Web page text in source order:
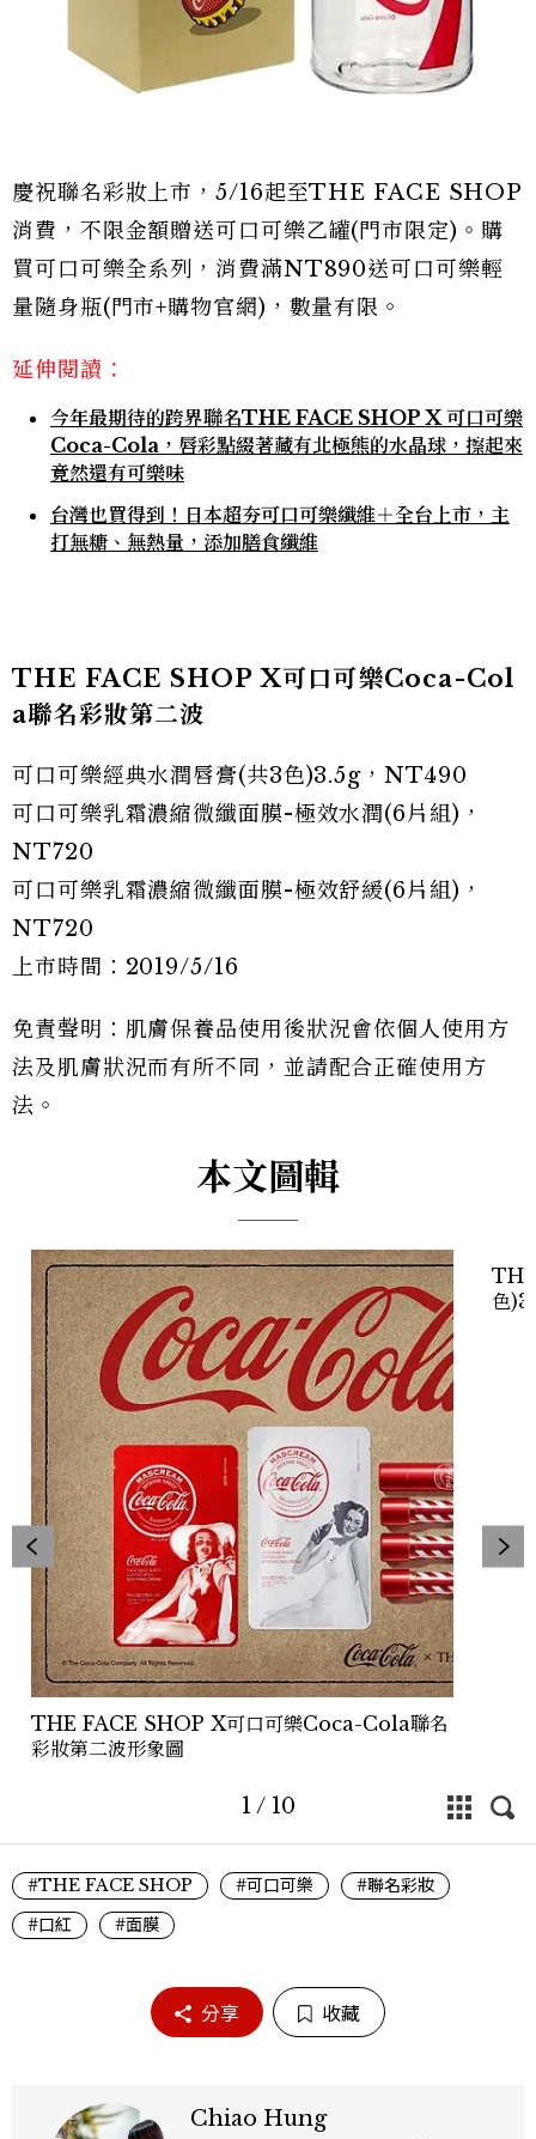
慶祝聯名彩妝上市，5/16起至THE FACE SHOP
消費，不限金額贈送可口可樂乙罐(門市限定)。購
買可口可樂全系列，消費滿NT890送可口可樂輕
量隨身瓶(門市+購物官網)，數量有限。
延伸閱讀：
今年最期待的跨界聯名THE FACE SHOP X 可口可樂
Coca-Cola，唇彩點綴著藏有北極熊的水晶球，擦起來
竟然還有可樂味
台灣也買得到！日本超夯可口可樂纖維＋全台上市，主
打無糖、無熱量，添加膳食纖維
THE FACE SHOP X可口可樂Coca-Col
a聯名彩妝第二波
可口可樂經典水潤唇膏(共3色)3.5g，NT490
可口可樂乳霜濃縮微纖面膜-極效水潤(6片組)，
NT720
可口可樂乳霜濃縮微纖面膜-極效舒緩(6片組)，
NT720
上市時間：2019/5/16
免責聲明：肌膚保養品使用後狀況會依個人使用方
法及肌膚狀況而有所不同，並請配合正確使用方
法。
本文圖輯
THE FACE SHOP X可口可樂Coca-Cola聯名
彩妝第二波形象圖
色
1 / 10
#THE FACE SHOP #可口可樂
#聯名彩妝
#口紅
#面膜
分享 收藏
Chiao Hung